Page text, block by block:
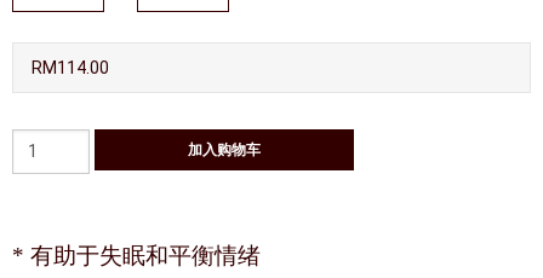
RM114.00
* 有助于失眠和平衡情绪